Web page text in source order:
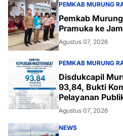
PEMKAB MURUNG
Pemkab
Pramuka ke
Agustus 07, 2026
PEMKAB MURUNG
Disdukcapil
93,84, Bukti
Pelayanan
Agustus 07, 2026
NEWS